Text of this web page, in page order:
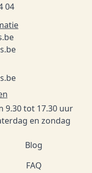
04
9.30 tot 17.30 uur
en zondag
Blog
FAQ